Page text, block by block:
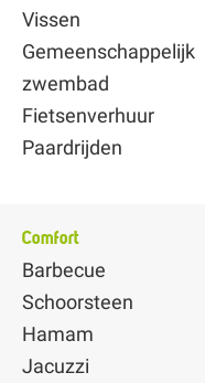
Vissen
Gemeenschappelijk
zwembad
Fietsenverhuur
Paardrijden
Comfort
Barbecue
Schoorsteen
Hamam
Jacuzzi